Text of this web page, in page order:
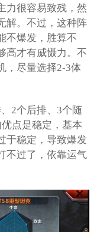
力很容易致残，然
解。不过，这种阵
不爆发，胜算不
高才有威慑力。不
，尽量选择2-3体
2个后排、3个随
点是稳定，基本
于稳定，导致爆发
不过了，依靠运气